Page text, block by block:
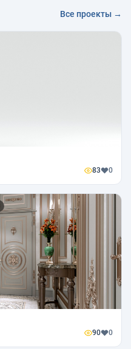
Все проекты →
83 0
90 0